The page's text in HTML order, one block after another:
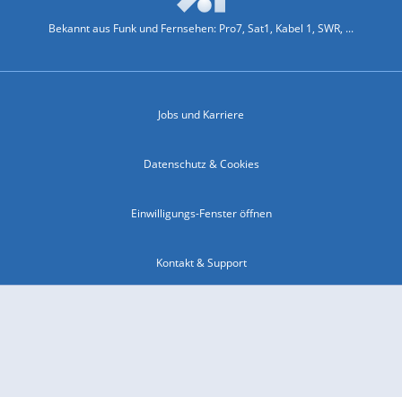
Bekannt aus Funk und Fernsehen: Pro7, Sat1, Kabel 1, SWR, ...
Jobs und Karriere
Datenschutz & Cookies
Einwilligungs-Fenster öffnen
Kontakt & Support